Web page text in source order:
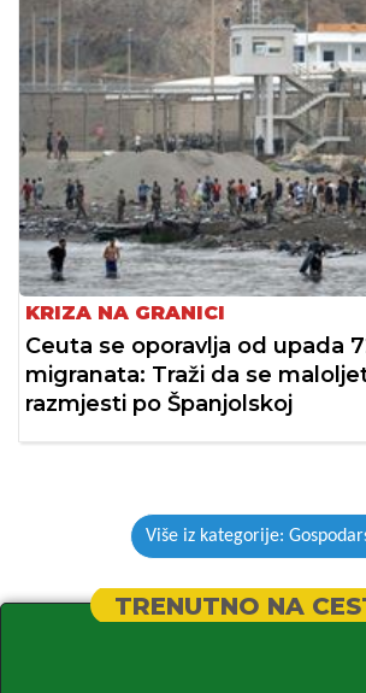
KRIZA NA GRANICI
Ceuta se oporavlja od upada
migranata: Traži da se
razmjesti po Španjolskoj
Više iz kategorije:
TRENUTNO NA